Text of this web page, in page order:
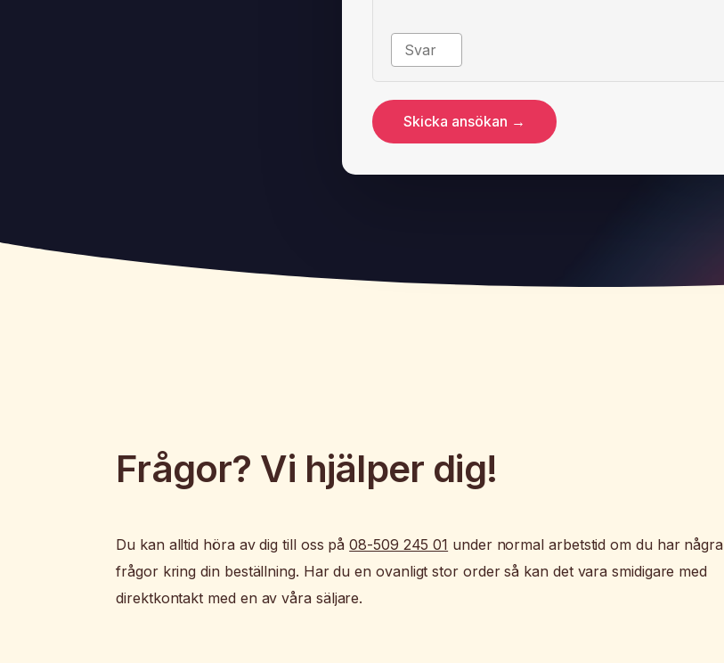
Skicka ansökan →
Frågor? Vi hjälper dig!
Du kan alltid höra av dig till oss på08-509 245 01 under normal arbetstid om du har några
frågor kring din beställning. Har du en ovanligt stor order så kan det vara smidigare med
direktkontakt med en av våra säljare.